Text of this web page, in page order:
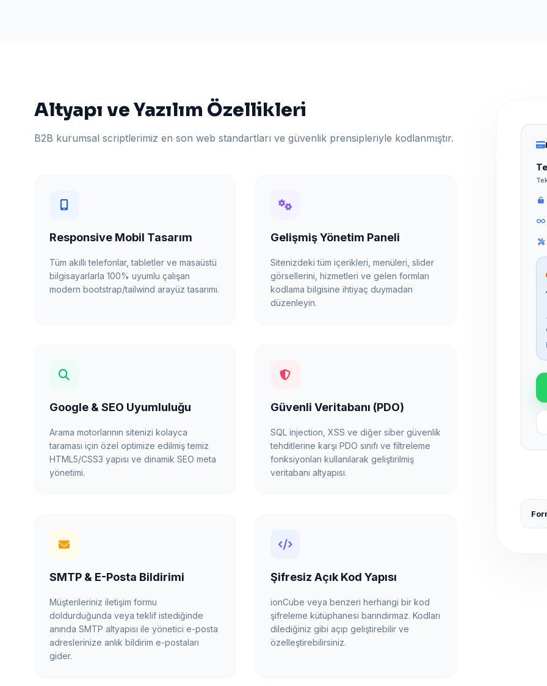
Altyapı ve Yazılım Özellikleri
B2B kurumsal scriptlerimiz en son web standartları ve güvenlik prensipleriyle kodlanmıştır.
Responsive Mobil Tasarım
Tüm akıllı telefonlar, tabletler ve masaüstü
bilgisayarlarla 100% uyumlu çalışan
modern bootstrap/tailwind arayüz tasarımı.
Gelişmiş Yönetim Paneli
Sitenizdeki tüm içerikleri, menüleri, slider
görsellerini, hizmetleri ve gelen formları
kodlama bilgisine ihtiyaç duymadan
düzenleyin.
Google & SEO Uyumluluğu
Arama motorlarının sitenizi kolayca
taraması için özel optimize edilmiş temiz
HTML5/CSS3 yapısı ve dinamik SEO meta
yönetimi.
Güvenli Veritabanı (PDO)
SQL injection, XSS ve diğer siber güvenlik
tehditlerine karşı PDO sınıfı ve filtreleme
fonksiyonları kullanılarak geliştirilmiş
veritabanı altyapısı.
SMTP & E-Posta Bildirimi
Müşterileriniz iletişim formu
doldurduğunda veya teklif istediğinde
anında SMTP altyapısı ile yönetici e-posta
adreslerinize anlık bildirim e-postaları
gider.
Şifresiz Açık Kod Yapısı
ionCube veya benzeri herhangi bir kod
şifreleme kütüphanesi barındırmaz. Kodları
dilediğiniz gibi açıp geliştirebilir ve
özelleştirebilirsiniz.